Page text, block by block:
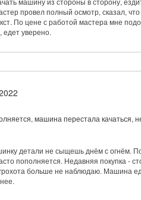
провел полный осмотр, сказал,
По цене с работой мастера мне
едет уверено.
машина перестала качаться,
детали не сыщешь днём с огнём.
пополняется. Недавняя покупка -
больше не наблюдаю. Машина